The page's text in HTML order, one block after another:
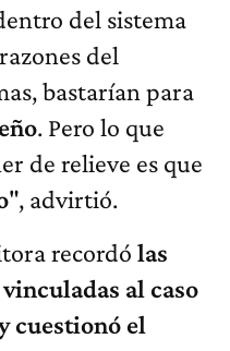
del sistema
del
bastarían para
. Pero lo que
de relieve es que
", advirtió.
recordó las
al caso
cuestionó el